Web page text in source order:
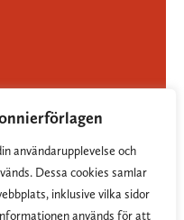
användarupplevelse och
Dessa cookies samlar
inklusive vilka sidor
används för att